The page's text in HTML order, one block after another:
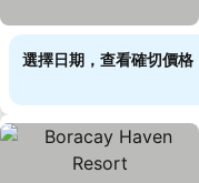
選擇日期，查看確切價格